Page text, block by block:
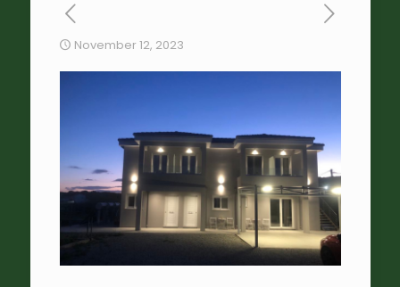
November 12, 2023